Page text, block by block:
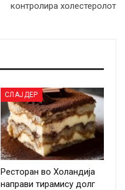
контролира холестеролот
СЛАЈДЕР
Ресторан во Холандија
направи тирамису долг